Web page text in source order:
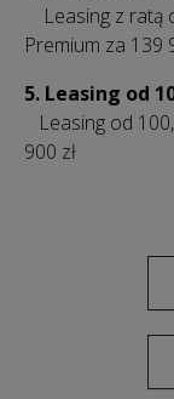
Leasing z ratą
Premium za 139
5. Leasing od
Leasing od
900 zł